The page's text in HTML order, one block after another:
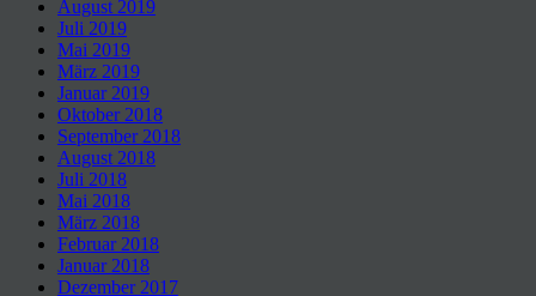
August 2019
Juli 2019
Mai 2019
März 2019
Januar 2019
Oktober 2018
September 2018
August 2018
Juli 2018
Mai 2018
März 2018
Februar 2018
Januar 2018
Dezember 2017